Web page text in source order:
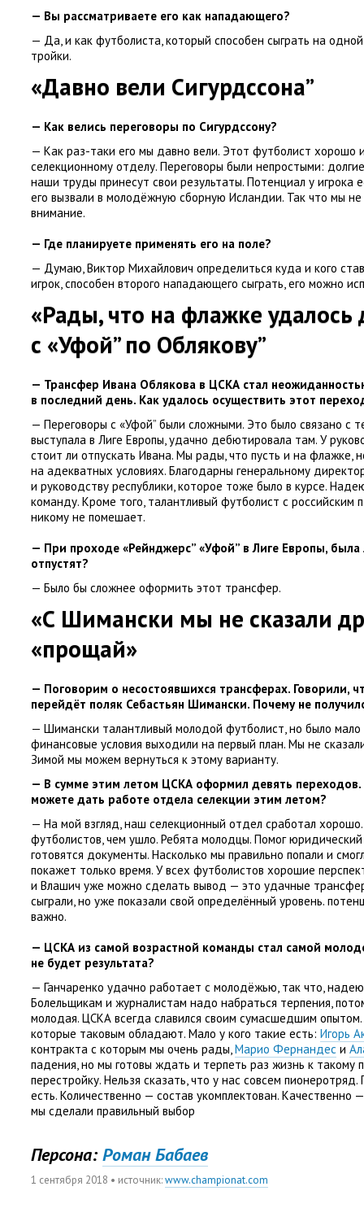
— Вы рассматриваете его как нападающего?
— Да, и как футболиста, который способен сыграть на
тройки.
«Давно вели Сигурдссона”
— Как велись переговоры по Сигурдссону?
— Как раз-таки его мы давно вели. Этот футболист хорошо
селекционному отделу. Переговоры были непростыми:
наши труды принесут свои результаты. Потенциал у игрока
его вызвали в молодёжную сборную Исландии. Так что мы не
внимание.
— Где планируете применять его на поле?
— Думаю, Виктор Михайлович определиться куда и кого
игрок, способен второго нападающего сыграть, его можно
«Рады, что на флажке удалось
с «Уфой” по Облякову”
— Трансфер Ивана Облякова в ЦСКА стал
в последний день. Как удалось осуществить этот
— Переговоры с «Уфой” были сложными. Это было связано с
выступала в Лиге Европы, удачно дебютировала там. У
стоит ли отпускать Ивана. Мы рады, что пусть и на флажке,
на адекватных условиях. Благодарны генеральному
и руководству республики, которое тоже было в курсе.
команду. Кроме того, талантливый футболист с российским
никому не помешает.
— При проходе «Рейнджерс” «Уфой” в Лиге Европы, была
отпустят?
— Было бы сложнее оформить этот трансфер.
«С Шимански мы не сказали
«прощай»
— Поговорим о несостоявшихся трансферах. Говорили,
перейдёт поляк Себастьян Шимански. Почему не
— Шимански талантливый молодой футболист, но было
финансовые условия выходили на первый план. Мы не
Зимой мы можем вернуться к этому варианту.
— В сумме этим летом ЦСКА оформил девять
можете дать работе отдела селекции этим летом?
— На мой взгляд, наш селекционный отдел сработал
футболистов, чем ушло. Ребята молодцы. Помог
готовятся документы. Насколько мы правильно попали и
покажет только время. У всех футболистов хорошие
и Влашич уже можно сделать вывод — это удачные
сыграли, но уже показали свой определённый уровень.
важно.
— ЦСКА из самой возрастной команды стал самой
не будет результата?
— Ганчаренко удачно работает с молодёжью, так что,
Болельщикам и журналистам надо набраться терпения,
молодая. ЦСКА всегда славился своим сумасшедшим
которые таковым обладают. Мало у кого такие есть: Игорь
контракта с которым мы очень рады, Марио Фернандес и
падения, но мы готовы ждать и терпеть раз жизнь к такому
перестройку. Нельзя сказать, что у нас совсем
есть. Количественно — состав укомплектован. Качественно
мы сделали правильный выбор
Персона: Роман Бабаев
1 сентября 2018 • источник:www.championat.com